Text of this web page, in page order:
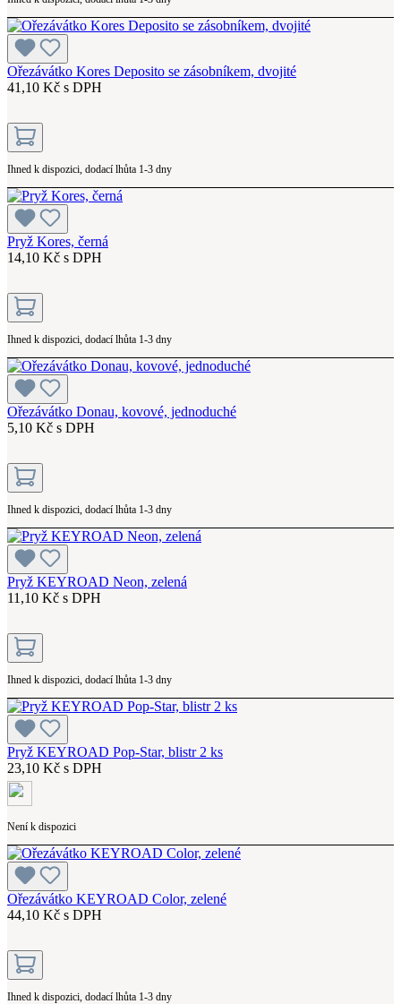
Ořezávátko Kores Deposito se zásobníkem, dvojité
41,10 Kč s DPH
Ihned k dispozici, dodací lhůta 1-3 dny
Pryž Kores, černá
14,10 Kč s DPH
Ihned k dispozici, dodací lhůta 1-3 dny
Ořezávátko Donau, kovové, jednoduché
5,10 Kč s DPH
Ihned k dispozici, dodací lhůta 1-3 dny
Pryž KEYROAD Neon, zelená
11,10 Kč s DPH
Ihned k dispozici, dodací lhůta 1-3 dny
Pryž KEYROAD Pop-Star, blistr 2 ks
23,10 Kč s DPH
Není k dispozici
Ořezávátko KEYROAD Color, zelené
44,10 Kč s DPH
Ihned k dispozici, dodací lhůta 1-3 dny